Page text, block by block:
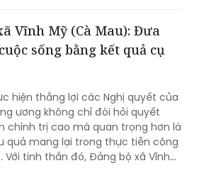
phóng mặt bằng vẫn là "nút thắt"
sớm tháo gỡ để bảo đảm tiến độ
Vĩnh Mỹ (Cà Mau): Đưa
sống bằng kết quả cụ
hiện thắng lợi các Nghị quyết của
ương không chỉ đòi hỏi quyết
chính trị cao mà quan trọng hơn là
quả mang lại trong thực tiễn công
Với tinh thần đó, Đảng bộ xã Vĩnh